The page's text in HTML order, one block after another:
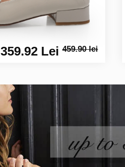
359.92 Lei459.90 lei